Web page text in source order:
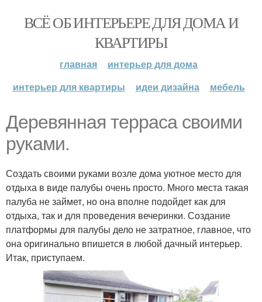
ВСЁ ОБ ИНТЕРЬЕРЕ ДЛЯ ДОМА И
КВАРТИРЫ
главная
интерьер для дома
интерьер для квартиры
идеи дизайна мебель
Деревянная терраса своими
руками.
Создать своими руками возле дома уютное место для
отдыха в виде палубы очень просто. Много места такая
палуба не займет, но она вполне подойдет как для
отдыха, так и для проведения вечеринки. Создание
платформы для палубы дело не затратное, главное, что
она оригинально впишется в любой дачный интерьер.
Итак, приступаем.